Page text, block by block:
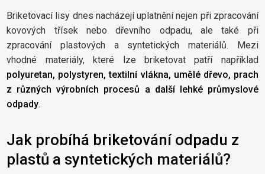
Briketovací lisy dnes nacházejí uplatnění nejen při zpracování
kovových třísek nebo dřevního odpadu, ale také při
zpracování plastových a syntetických materiálů. Mezi
vhodné materiály, které lze briketovat patří například
polyuretan, polystyren, textilní vlákna, umělé dřevo, prach
z různých výrobních procesů a další lehké průmyslové
odpady.
Jak probíhá briketování odpadu z
plastů a syntetických materiálů?